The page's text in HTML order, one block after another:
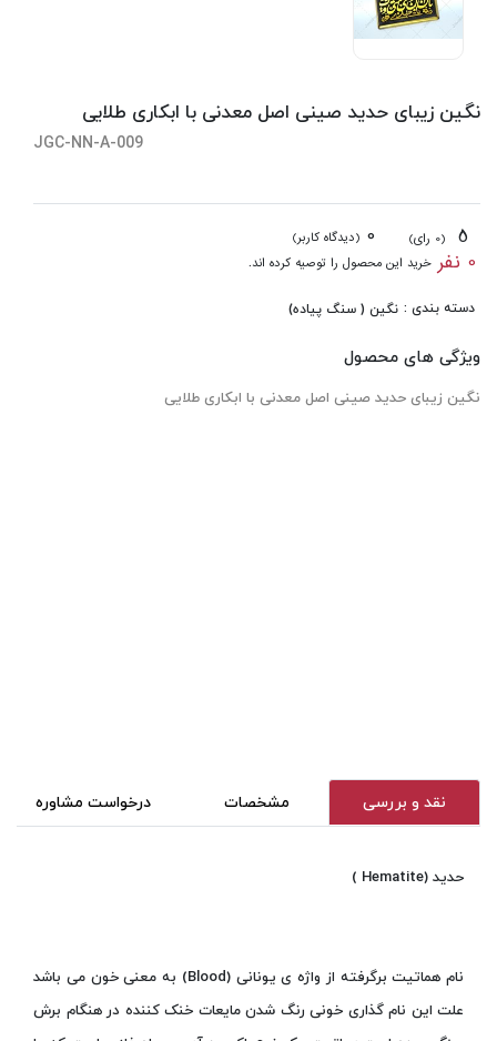
نگین زیبای حدید صینی اصل معدنی با ابکاری طلایی
JGC-NN-A-009
(0 رای) 0 (دیدگاه کاربر)
0 نفر خرید این محصول را توصیه کرده اند.
دسته بندی : نگین ( سنگ پیاده)
ویژگی های محصول
نگین زیبای حدید صینی اصل معدنی با ابکاری طلایی
نقد و بررسی مشخصات درخواست مشاوره
حدید (Hematite )
نام هماتیت برگرفته از واژه ی یونانی (Blood) به معنی خون می باشد
علت این نام گذاری خونی رنگ شدن مایعات خنک کننده در هنگام برش